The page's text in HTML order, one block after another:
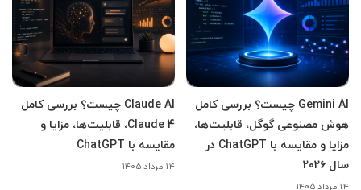
Gemini AI چیست؟ بررسی کامل
هوش مصنوعی گوگل، قابلیت‌ها،
مزایا و مقایسه با ChatGPT در
سال ۲۰۲۶
۱۴ مرداد ۱۴۰۵
Claude AI چیست؟ بررسی کامل
Claude 4، قابلیت‌ها، مزایا و
مقایسه با ChatGPT
۱۴ مرداد ۱۴۰۵